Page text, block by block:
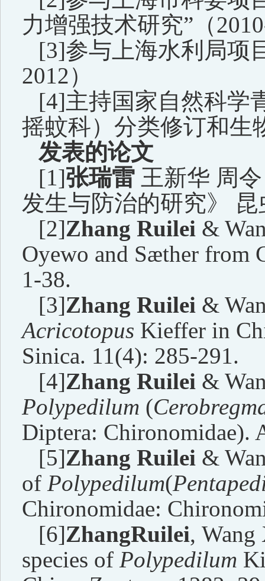
力增强技术研究” （
[3]参与上海水利局项
2012）
[4]主持国家自然科学
摇蚊科）分类修订和生
发表的论文
[1]张瑞雷 王新华 周
发生与防治的研究》 昆
[2]Zhang Ruilei &
Oyewo and Sæther from
1-38.
[3]Zhang Ruilei &
Acricotopus Kieffer in
Sinica. 11(4): 285-291.
[4]Zhang Ruilei &
Polypedilum (
Diptera: Chironomidae).
[5]Zhang Ruilei &
of Polypedilum(
Chironomidae:
[6]ZhangRuilei,
species of Polypedilum